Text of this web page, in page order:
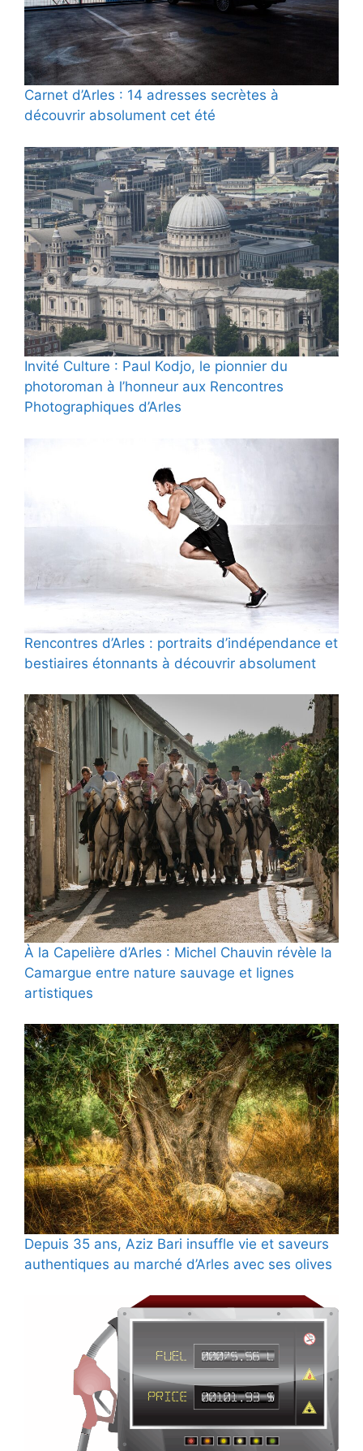
Carnet d’Arles : 14 adresses secrètes à
découvrir absolument cet été
Invité Culture : Paul Kodjo, le pionnier du
photoroman à l’honneur aux Rencontres
Photographiques d’Arles
Rencontres d’Arles : portraits d’indépendance et
bestiaires étonnants à découvrir absolument
À la Capelière d’Arles : Michel Chauvin révèle la
Camargue entre nature sauvage et lignes
artistiques
Depuis 35 ans, Aziz Bari insuffle vie et saveurs
authentiques au marché d’Arles avec ses olives